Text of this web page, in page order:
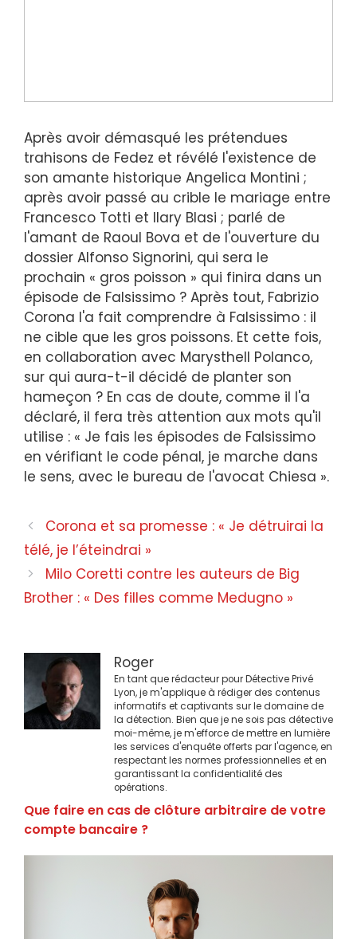
Après avoir démasqué les prétendues
trahisons de Fedez et révélé l'existence de
son amante historique Angelica Montini ;
après avoir passé au crible le mariage entre
Francesco Totti et Ilary Blasi ; parlé de
l'amant de Raoul Bova et de l'ouverture du
dossier Alfonso Signorini, qui sera le
prochain « gros poisson » qui finira dans un
épisode de Falsissimo ? Après tout, Fabrizio
Corona l'a fait comprendre à Falsissimo : il
ne cible que les gros poissons. Et cette fois,
en collaboration avec Marysthell Polanco,
sur qui aura-t-il décidé de planter son
hameçon ? En cas de doute, comme il l'a
déclaré, il fera très attention aux mots qu'il
utilise : « Je fais les épisodes de Falsissimo
en vérifiant le code pénal, je marche dans
le sens, avec le bureau de l'avocat Chiesa ».
Navigation
des
articles
Corona et sa promesse : « Je détruirai la
télé, je l’éteindrai »
Milo Coretti contre les auteurs de Big
Brother : « Des filles comme Medugno »
Roger
En tant que rédacteur pour Détective Privé
Lyon, je m'applique à rédiger des contenus
informatifs et captivants sur le domaine de
la détection. Bien que je ne sois pas détective
moi-même, je m'efforce de mettre en lumière
les services d'enquête offerts par l'agence, en
respectant les normes professionnelles et en
garantissant la confidentialité des
opérations.
Que faire en cas de clôture arbitraire de votre
compte bancaire ?